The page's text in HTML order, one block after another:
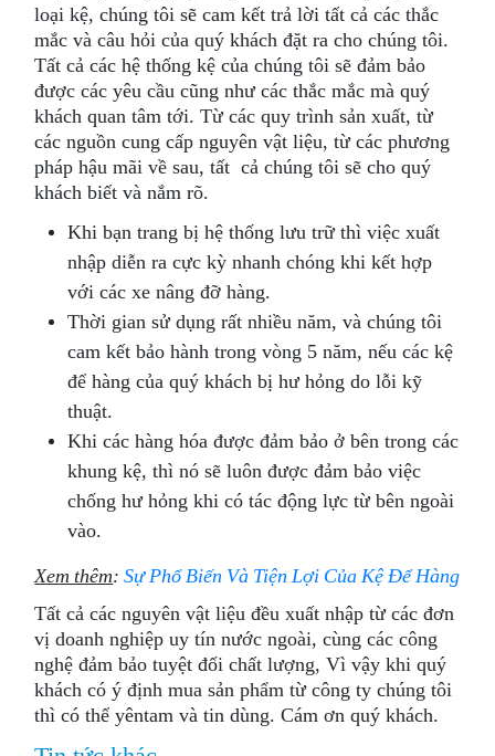
loại kệ, chúng tôi sẽ cam kết trả lời tất cả các thắc
mắc và câu hỏi của quý khách đặt ra cho chúng tôi.
Tất cả các hệ thống kệ của chúng tôi sẽ đảm bảo
được các yêu cầu cũng như các thắc mắc mà quý
khách quan tâm tới. Từ các quy trình sản xuất, từ
các nguồn cung cấp nguyên vật liệu, từ các phương
pháp hậu mãi về sau, tất cả chúng tôi sẽ cho quý
khách biết và nắm rõ.
Khi bạn trang bị hệ thống lưu trữ thì việc xuất
nhập diễn ra cực kỳ nhanh chóng khi kết hợp
với các xe nâng đỡ hàng.
Thời gian sử dụng rất nhiều năm, và chúng tôi
cam kết bảo hành trong vòng 5 năm, nếu các kệ
để hàng của quý khách bị hư hỏng do lỗi kỹ
thuật.
Khi các hàng hóa được đảm bảo ở bên trong các
khung kệ, thì nó sẽ luôn được đảm bảo việc
chống hư hỏng khi có tác động lực từ bên ngoài
vào.
Xem thêm:Sự Phổ Biến Và Tiện Lợi Của Kệ Để Hàng
Tất cả các nguyên vật liệu đều xuất nhập từ các đơn
vị doanh nghiệp uy tín nước ngoài, cùng các công
nghệ đảm bảo tuyệt đối chất lượng, Vì vậy khi quý
khách có ý định mua sản phẩm từ công ty chúng tôi
thì có thể yêntam và tin dùng. Cám ơn quý khách.